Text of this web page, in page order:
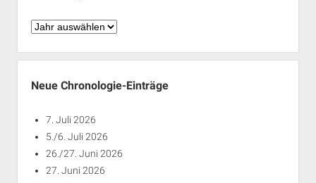
Chronologie
Jahren
Neue Chronologie-Einträge
7. Juli 2026
5./6. Juli 2026
26./27. Juni 2026
27. Juni 2026